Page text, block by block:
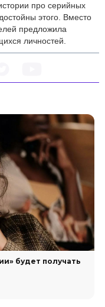
про серийных
этого. Вместо
предложила
личностей.
будет получать